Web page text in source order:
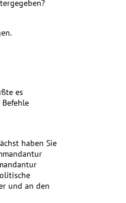
es
haben Sie
und an den